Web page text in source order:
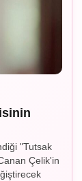
"Tutsak
Çelik'in